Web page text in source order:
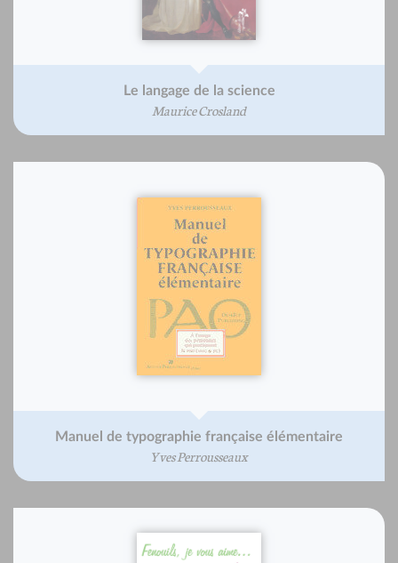
Le langage de la science
Maurice Crosland
Manuel de typographie française élémentaire
Yves Perrousseaux